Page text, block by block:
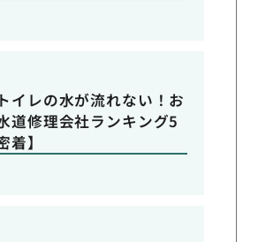
イレの水が流れない！お
道修理会社ランキング5
着】